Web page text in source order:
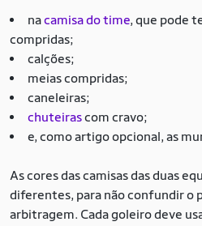
nacamisa do time, que pode
compridas;
calções;
meias compridas;
caneleiras;
chuteirascom cravo;
e, como artigo opcional, as
As cores das camisas das duas
diferentes, para não confundir o
arbitragem. Cada goleiro deve